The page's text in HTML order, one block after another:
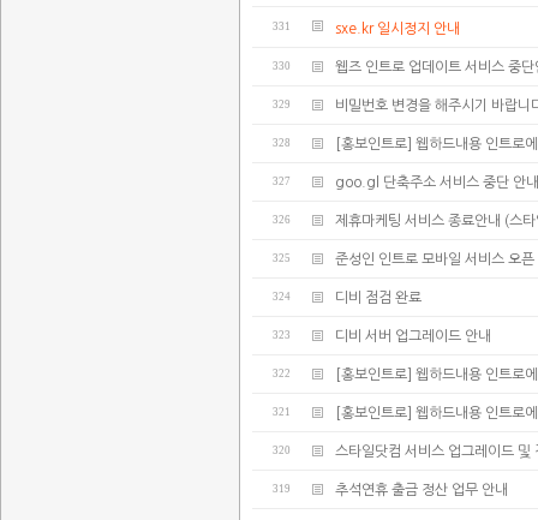
331 sxe.kr 일시정지 안내
330 웹즈 인트로 업데이트 서비스 중단
329 비밀번호 변경을 해주시기 바랍니
328 [홍보인트로] 웹하드내용 인트로
327 goo.gl 단축주소 서비스 중단 안내
326 제휴마케팅 서비스 종료안내 (스
325 준성인 인트로 모바일 서비스 오픈
324 디비 점검 완료
323 디비 서버 업그레이드 안내
322 [홍보인트로] 웹하드내용 인트로
321 [홍보인트로] 웹하드내용 인트로
320 스타일닷컴 서비스 업그레이드 및
319 추석연휴 출금 정산 업무 안내